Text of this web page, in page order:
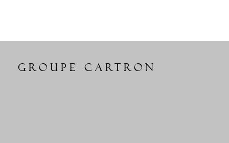
GROUPE CARTRON